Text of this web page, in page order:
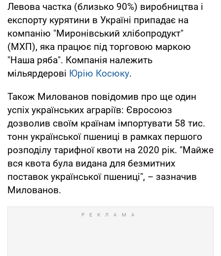
Левова частка (близько 90%) виробництва і
експорту курятини в Україні припадає на
компанію "Миронівський хлібопродукт"
(МХП), яка працює під торговою маркою
"Наша ряба". Компанія належить
мільярдерові Юрію Косюку.
Також Милованов повідомив про ще один
успіх українських аграріїв: Євросоюз
дозволив своїм країнам імпортувати 58 тис.
тонн української пшениці в рамках першого
розподілу тарифної квоти на 2020 рік. "Майже
вся квота була видана для безмитних
поставок української пшениці", – зазначив
Милованов.